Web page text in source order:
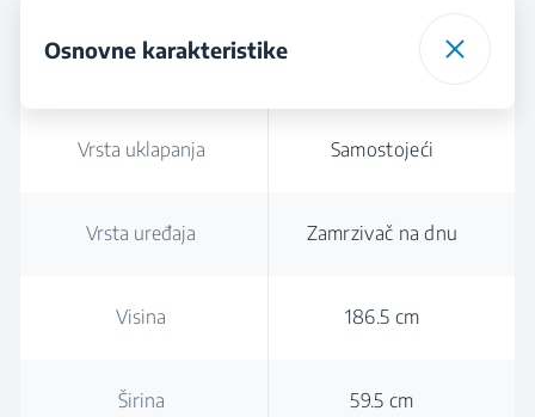
Osnovne karakteristike
Vrsta uklapanja Samostojeći
Vrsta uređaja Zamrzivač na dnu
Visina 186.5 cm
Širina 59.5 cm